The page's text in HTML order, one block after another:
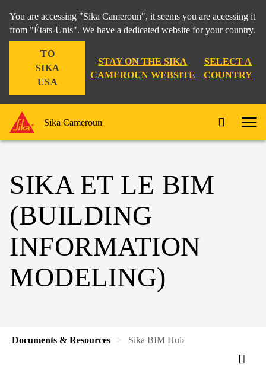
You are accessing "Sika Cameroun", it seems you are accessing it
from "États-Unis". We have a dedicated website for your country.
TO
SIKA
USA
STAY ON THE SIKA
CAMEROUN WEBSITE
SELECT A
COUNTRY
Sika Cameroun
SIKA ET LE BIM
(BUILDING
INFORMATION
MODELING)
Documents & Resources Sika BIM Hub